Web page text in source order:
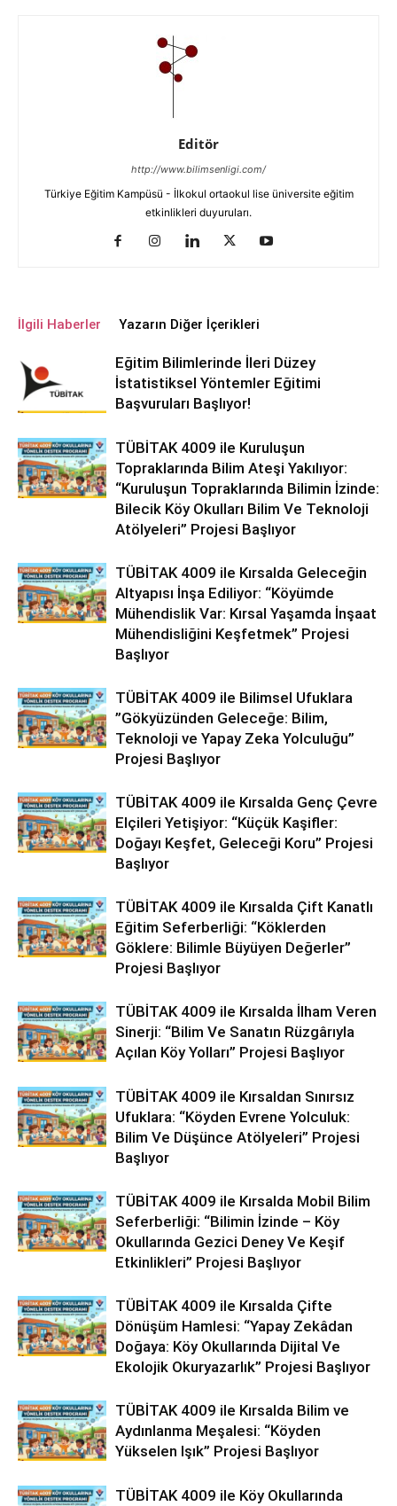
Editör
http://www.bilimsenligi.com/
Türkiye Eğitim Kampüsü - İlkokul ortaokul lise üniversite eğitim
etkinlikleri duyuruları.
İlgili Haberler Yazarın Diğer İçerikleri
Eğitim Bilimlerinde İleri Düzey
İstatistiksel Yöntemler Eğitimi
Başvuruları Başlıyor!
TÜBİTAK 4009 ile Kuruluşun
Topraklarında Bilim Ateşi Yakılıyor:
“Kuruluşun Topraklarında Bilimin İzinde:
Bilecik Köy Okulları Bilim Ve Teknoloji
Atölyeleri” Projesi Başlıyor
TÜBİTAK 4009 ile Kırsalda Geleceğin
Altyapısı İnşa Ediliyor: “Köyümde
Mühendislik Var: Kırsal Yaşamda İnşaat
Mühendisliğini Keşfetmek” Projesi
Başlıyor
TÜBİTAK 4009 ile Bilimsel Ufuklara
”Gökyüzünden Geleceğe: Bilim,
Teknoloji ve Yapay Zeka Yolculuğu”
Projesi Başlıyor
TÜBİTAK 4009 ile Kırsalda Genç Çevre
Elçileri Yetişiyor: “Küçük Kaşifler:
Doğayı Keşfet, Geleceği Koru” Projesi
Başlıyor
TÜBİTAK 4009 ile Kırsalda Çift Kanatlı
Eğitim Seferberliği: “Köklerden
Göklere: Bilimle Büyüyen Değerler”
Projesi Başlıyor
TÜBİTAK 4009 ile Kırsalda İlham Veren
Sinerji: “Bilim Ve Sanatın Rüzgârıyla
Açılan Köy Yolları” Projesi Başlıyor
TÜBİTAK 4009 ile Kırsaldan Sınırsız
Ufuklara: “Köyden Evrene Yolculuk:
Bilim Ve Düşünce Atölyeleri” Projesi
Başlıyor
TÜBİTAK 4009 ile Kırsalda Mobil Bilim
Seferberliği: “Bilimin İzinde – Köy
Okullarında Gezici Deney Ve Keşif
Etkinlikleri” Projesi Başlıyor
TÜBİTAK 4009 ile Kırsalda Çifte
Dönüşüm Hamlesi: “Yapay Zekâdan
Doğaya: Köy Okullarında Dijital Ve
Ekolojik Okuryazarlık” Projesi Başlıyor
TÜBİTAK 4009 ile Kırsalda Bilim ve
Aydınlanma Meşalesi: “Köyden
Yükselen Işık” Projesi Başlıyor
TÜBİTAK 4009 ile Köy Okullarında